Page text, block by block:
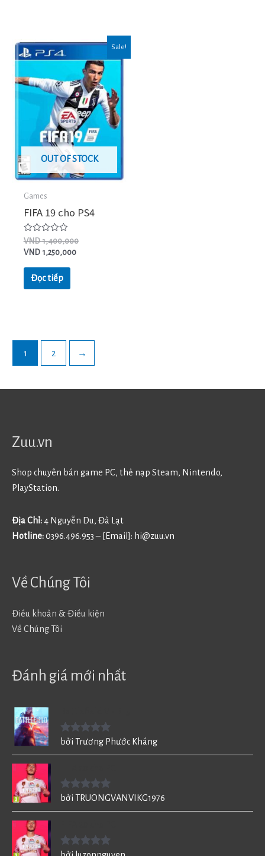
Sale!
OUT OF STOCK
Games
FIFA 19 cho PS4
Được
xếp
hạng
sao
VND1,400,000
VND 1,250,000
Đọc tiếp
1 2 →
Zuu.vn
Shop chuyên bán game PC, thẻ nạp Steam, Nintendo,
PlayStation.
Địa Chỉ:4 Nguyễn Du, Đà Lạt
Hotline:0396.496.953 – [Email]: hi@zuu.vn
Về Chúng Tôi
Điều khoản & Điều kiện
Về Chúng Tôi
Đánh giá mới nhất
Được xếp
bởi Trương Phước Kháng
Được xếp
bởi TRUONGVANVIKG1976